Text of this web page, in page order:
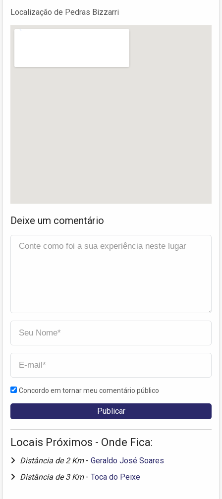
Localização de Pedras Bizzarri
Deixe um comentário
Concordo em tornar meu comentário público
Locais Próximos - Onde Fica:
Distância de 2 Km - Geraldo José Soares
Distância de 3 Km - Toca do Peixe